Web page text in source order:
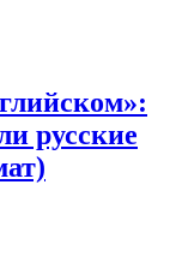
русские